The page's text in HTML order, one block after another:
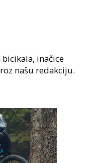
inačice
našu redakciju.